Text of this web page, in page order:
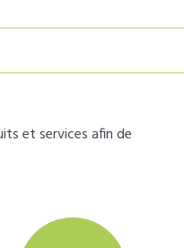
et services afin de